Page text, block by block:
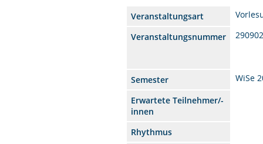
Veranstaltungsart
Veranstaltungsnummer
Semester
WiSe
Erwartete Teilnehmer/-
innen
Rhythmus